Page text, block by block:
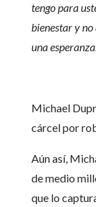
tengo para
bienestar y
una
Michael
cárcel por
Aún así,
de medio
que lo